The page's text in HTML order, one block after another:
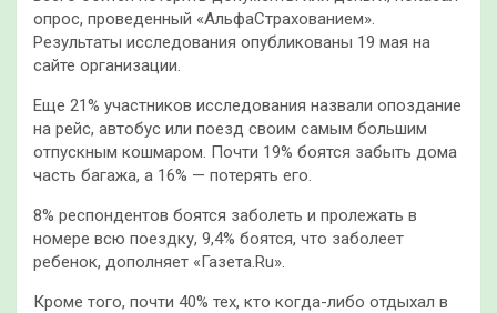
опрос, проведенный «АльфаСтрахованием».
Результаты исследования опубликованы 19 мая на
сайте организации.
Еще 21% участников исследования назвали опоздание
на рейс, автобус или поезд своим самым большим
отпускным кошмаром. Почти 19% боятся забыть дома
часть багажа, а 16% — потерять его.
8% респондентов боятся заболеть и пролежать в
номере всю поездку, 9,4% боятся, что заболеет
ребенок, дополняет «Газета.Ru».
Кроме того, почти 40% тех, кто когда-либо отдыхал в